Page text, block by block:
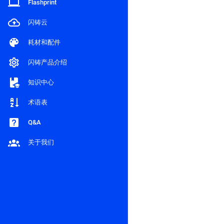
Flashprint
闪铸云
耗材和配件
闪铸产品介绍
知识中心
术语表
Q&A
关于我们